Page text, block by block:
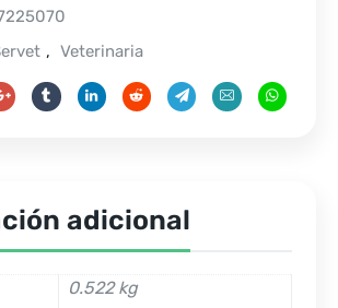
, Veterinaria
adicional
0.522 kg